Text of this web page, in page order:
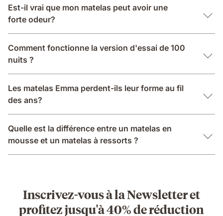
Est-il vrai que mon matelas peut avoir une
forte odeur?
Comment fonctionne la version d'essai de 100
nuits ?
Les matelas Emma perdent-ils leur forme au fil
des ans?
Quelle est la différence entre un matelas en
mousse et un matelas à ressorts ?
Inscrivez-vous à la Newsletter et
profitez jusqu'à 40% de réduction